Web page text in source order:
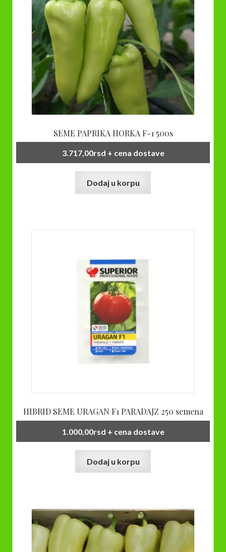
SEME PAPRIKA HORKA F-1 500s
3.717,00rsd + cena dostave
Dodaj u korpu
HIBRID SEME URAGAN F1 PARADAJZ 250 semena
1.000,00rsd + cena dostave
Dodaj u korpu